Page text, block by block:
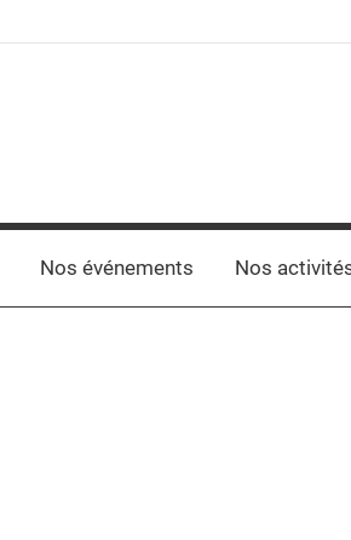
Nos événements Nos